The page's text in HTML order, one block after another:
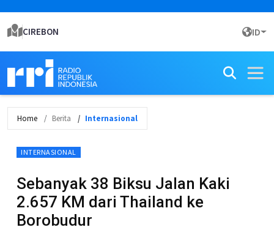
CIREBON ID
Home Berita Internasional
INTERNASIONAL
Sebanyak 38 Biksu Jalan Kaki
2.657 KM dari Thailand ke
Borobudur